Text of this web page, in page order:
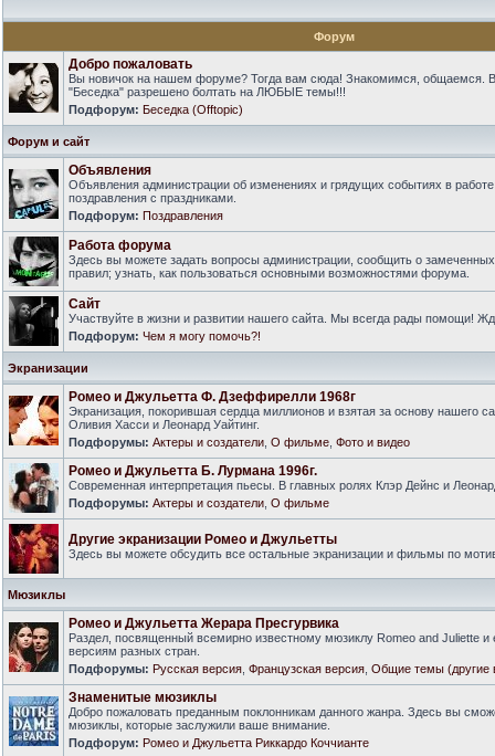
Форум
Добро пожаловать
Вы новичок на нашем форуме? Тогда вам сюда! Знакомимся, общаемся.
"Беседка" разрешено болтать на ЛЮБЫЕ темы!!!
Подфорум: Беседка (Offtopic)
Форум и сайт
Объявления
Объявления администрации об изменениях и грядущих событиях в
поздравления с праздниками.
Подфорум: Поздравления
Работа форума
Здесь вы можете задать вопросы администрации, сообщить о
правил; узнать, как пользоваться основными возможностями форума.
Сайт
Участвуйте в жизни и развитии нашего сайта. Мы всегда рады помощи!
Подфорум: Чем я могу помочь?!
Экранизации
Ромео и Джульетта Ф. Дзеффирелли 1968г
Экранизация, покорившая сердца миллионов и взятая за основу нашего
Оливия Хасси и Леонард Уайтинг.
Подфорумы: Актеры и создатели О фильме Фото и видео
Ромео и Джульетта Б. Лурмана 1996г.
Современная интерпретация пьесы. В главных ролях Клэр Дейнс и
Подфорумы: Актеры и создатели О фильме
Другие экранизации Ромео и Джульетты
Здесь вы можете обсудить все остальные экранизации и фильмы по
Мюзиклы
Ромео и Джульетта Жерара Пресгурвика
Раздел, посвященный всемирно известному мюзиклу Romeo and Juliette и
версиям разных стран.
Подфорумы: Русская версия Французская версия Общие темы (другие
Знаменитые мюзиклы
Добро пожаловать преданным поклонникам данного жанра. Здесь вы
мюзиклы, которые заслужили ваше внимание.
Подфорум: Ромео и Джульетта Риккардо Коччианте